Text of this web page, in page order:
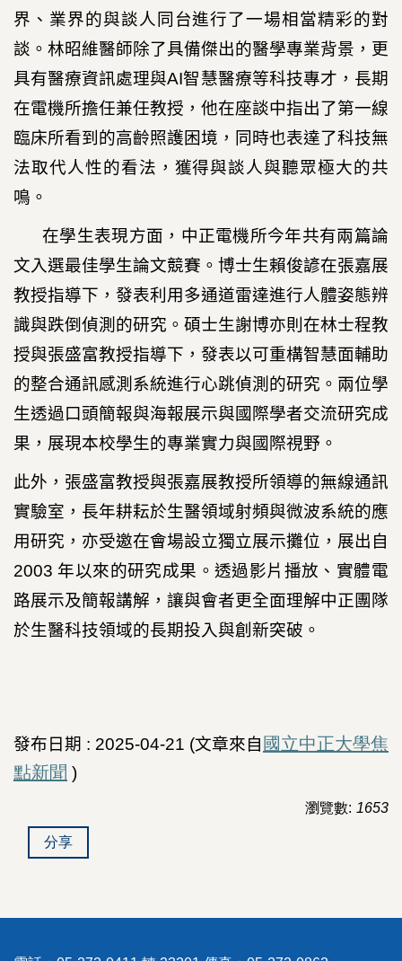
界、業界的與談人同台進行了一場相當精彩的對
談。林昭維醫師除了具備傑出的醫學專業背景，更
具有醫療資訊處理與AI智慧醫療等科技專才，長期
在電機所擔任兼任教授，他在座談中指出了第一線
臨床所看到的高齡照護困境，同時也表達了科技無
法取代人性的看法，獲得與談人與聽眾極大的共
鳴。
在學生表現方面，中正電機所今年共有兩篇論
文入選最佳學生論文競賽。博士生賴俊諺在張嘉展
教授指導下，發表利用多通道雷達進行人體姿態辨
識與跌倒偵測的研究。碩士生謝博亦則在林士程教
授與張盛富教授指導下，發表以可重構智慧面輔助
的整合通訊感測系統進行心跳偵測的研究。兩位學
生透過口頭簡報與海報展示與國際學者交流研究成
果，展現本校學生的專業實力與國際視野。
此外，張盛富教授與張嘉展教授所領導的無線通訊
實驗室，長年耕耘於生醫領域射頻與微波系統的應
用研究，亦受邀在會場設立獨立展示攤位，展出自
2003年以來的研究成果。透過影片播放、實體電
路展示及簡報講解，讓與會者更全面理解中正團隊
於生醫科技領域的長期投入與創新突破。
發布日期 : 2025-04-21 (文章來自國立中正大學焦
點新聞 )
瀏覽數: 1653
分享